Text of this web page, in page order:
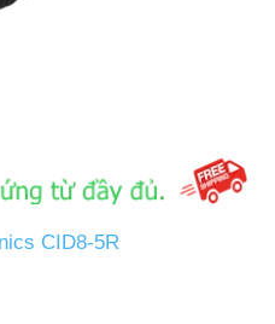
CID8-5R